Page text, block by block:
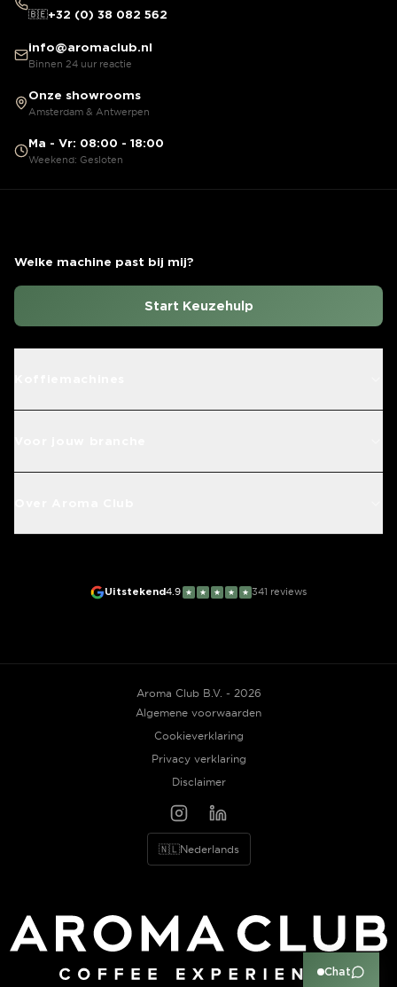
🇧🇪+32 (0) 38 082 562
info@aromaclub.nl
Binnen 24 uur reactie
Onze showrooms
Amsterdam & Antwerpen
Ma - Vr: 08:00 - 18:00
Weekend: Gesloten
Welke machine past bij mij?
Start Keuzehulp
Uitstekend4.9 ★ ★ ★ ★ ★ 341 reviews
Aroma Club B.V. - 2026
Algemene voorwaarden
Cookieverklaring
Privacy verklaring
Disclaimer
🇳🇱Nederlands
Chat